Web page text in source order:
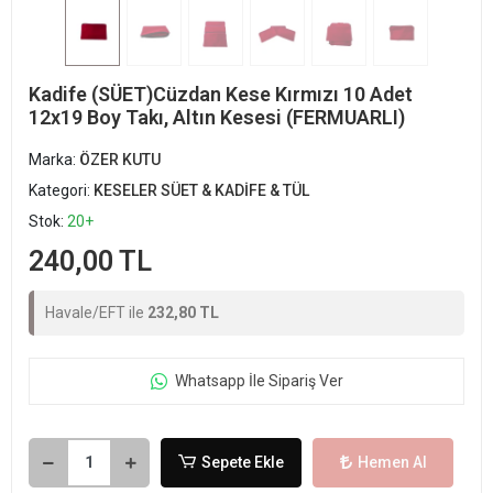
Kadife (SÜET)Cüzdan Kese Kırmızı 10 Adet
12x19 Boy Takı, Altın Kesesi (FERMUARLI)
Marka: ÖZER KUTU
Kategori: KESELER SÜET & KADİFE & TÜL
Stok: 20+
240,00 TL
Havale/EFT ile 232,80 TL
Whatsapp İle Sipariş Ver
Sepete Ekle Hemen Al